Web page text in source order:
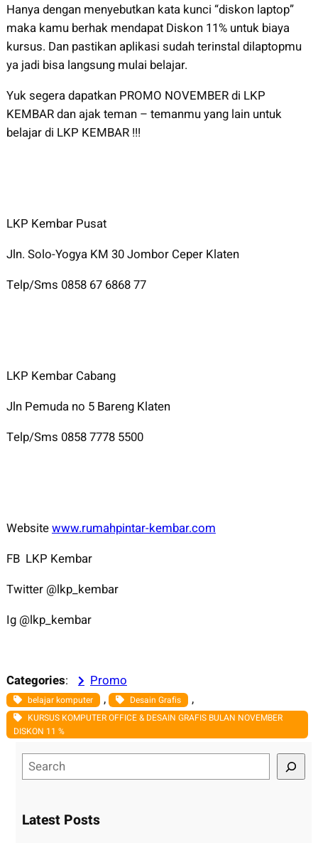
Hanya dengan menyebutkan kata kunci “diskon laptop”
maka kamu berhak mendapat Diskon 11% untuk biaya
kursus. Dan pastikan aplikasi sudah terinstal dilaptopmu
ya jadi bisa langsung mulai belajar.
Yuk segera dapatkan PROMO NOVEMBER di LKP
KEMBAR dan ajak teman – temanmu yang lain untuk
belajar di LKP KEMBAR !!!
LKP Kembar Pusat
Jln. Solo-Yogya KM 30 Jombor Ceper Klaten
Telp/Sms 0858 67 6868 77
LKP Kembar Cabang
Jln Pemuda no 5 Bareng Klaten
Telp/Sms 0858 7778 5500
Websitewww.rumahpintar-kembar.com
FB LKP Kembar
Twitter @lkp_kembar
Ig @lkp_kembar
Categories: Promo
belajar komputer , Desain Grafis ,
KURSUS KOMPUTER OFFICE & DESAIN GRAFIS BULAN NOVEMBER
DISKON 11 %
e
rLatest Posts